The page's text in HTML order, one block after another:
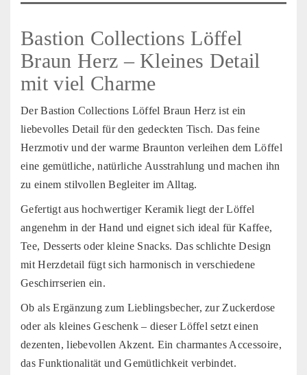
Bastion Collections Löffel
Braun Herz – Kleines Detail
mit viel Charme
Der Bastion Collections Löffel Braun Herz ist ein
liebevolles Detail für den gedeckten Tisch. Das feine
Herzmotiv und der warme Braunton verleihen dem Löffel
eine gemütliche, natürliche Ausstrahlung und machen ihn
zu einem stilvollen Begleiter im Alltag.
Gefertigt aus hochwertiger Keramik liegt der Löffel
angenehm in der Hand und eignet sich ideal für Kaffee,
Tee, Desserts oder kleine Snacks. Das schlichte Design
mit Herzdetail fügt sich harmonisch in verschiedene
Geschirrserien ein.
Ob als Ergänzung zum Lieblingsbecher, zur Zuckerdose
oder als kleines Geschenk – dieser Löffel setzt einen
dezenten, liebevollen Akzent. Ein charmantes Accessoire,
das Funktionalität und Gemütlichkeit verbindet.